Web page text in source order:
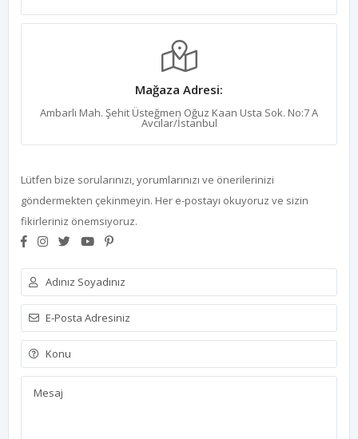
Mağaza Adresi:
Ambarlı Mah. Şehit Üsteğmen Oğuz Kaan Usta Sok. No:7 A
Avcılar/İstanbul
Lütfen bize sorularınızı, yorumlarınızı ve önerilerinizi
göndermekten çekinmeyin. Her e-postayı okuyoruz ve sizin
fikirleriniz önemsiyoruz.